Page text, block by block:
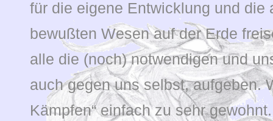
für die eigene Entwicklung und die
bewußten Wesen auf der Erde
alle die (noch) notwendigen und
auch gegen uns selbst, aufgeben.
Kämpfen“ einfach zu sehr